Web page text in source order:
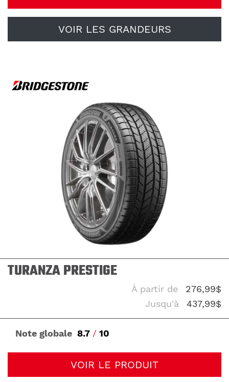
VOIR LES GRANDEURS
TURANZA PRESTIGE
À partir de
276,99$
Jusqu'à
437,99$
Note globale 8.7 / 10
VOIR LE PRODUIT